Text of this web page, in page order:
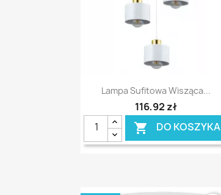
Szybki podgląd
Lampa Sufitowa Wisząca...
116,92 zł
 DO KOSZYKA